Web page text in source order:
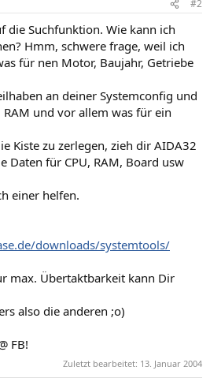
#2
die Suchfunktion. Wie kann ich
Hmm, schwere frage, weil ich
für nen Motor, Baujahr, Getriebe
an deiner Systemconfig und
und vor allem was für ein
Kiste zu zerlegen, zieh dir AIDA32
Daten für CPU, RAM, Board usw
einer helfen.
downloads/systemtools/
max. Übertaktbarkeit kann Dir
also die anderen ;o)
FB!
Zuletzt bearbeitet: 13. Januar 2004